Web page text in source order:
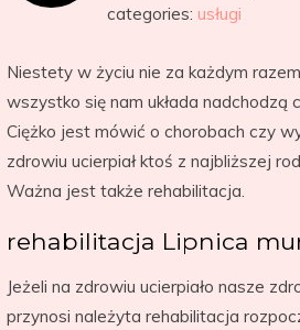
categories: usługi
Niestety w życiu nie za każdym
wszystko się nam układa
Ciężko jest mówić o chorobach czy
zdrowiu ucierpiał ktoś z najbliższej
Ważna jest także rehabilitacja.
rehabilitacja Lipnica
Jeżeli na zdrowiu ucierpiało nasze
przynosi należyta rehabilitacja